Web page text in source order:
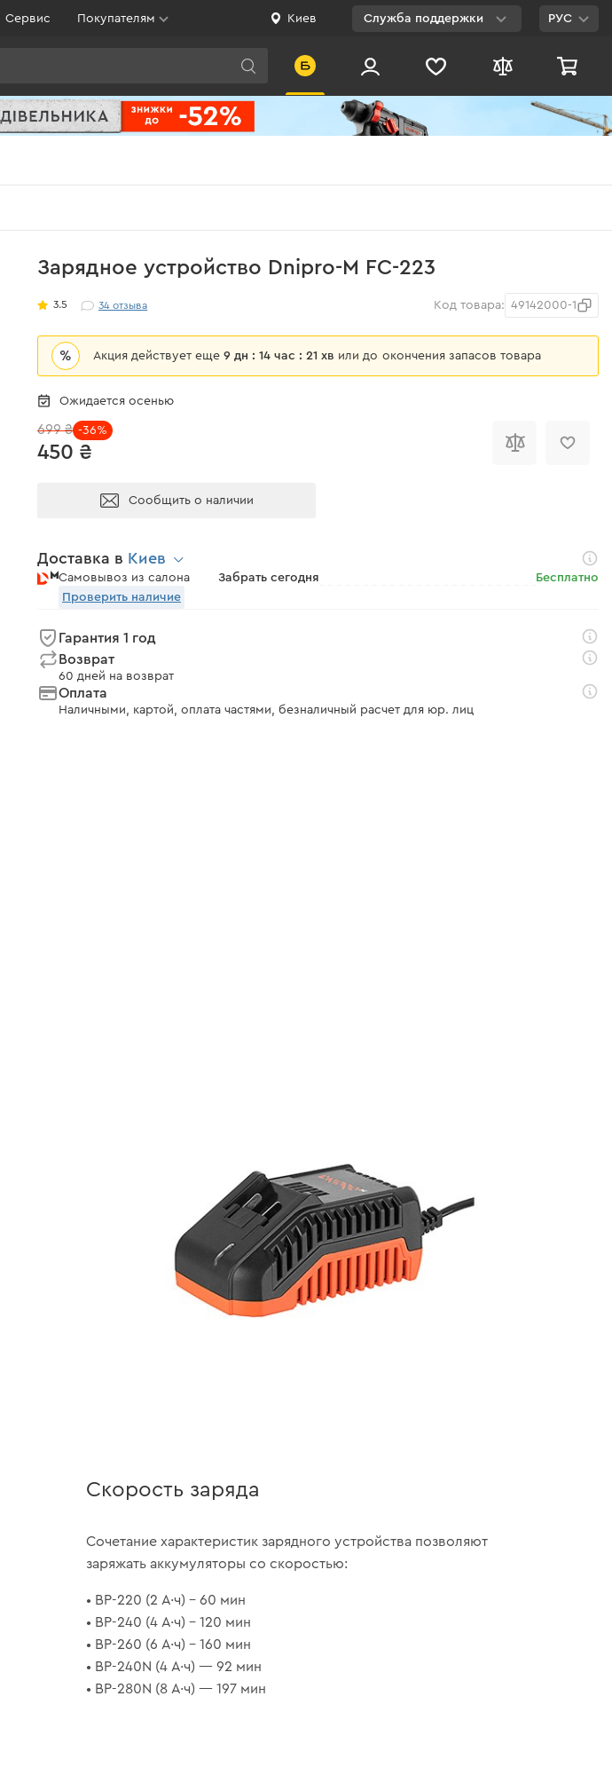
Сервис Покупателям Киев Служба поддержки
0 800 200 500
РУС
Зарядное устройство Dnipro-M FC-223
3.5 34отзыва Код товара: 49142000-1
% Акция действует еще9 дн : 14 час : 21 хв или до окончения запасов товара
Ожидается осенью
450 ₴
699 ₴ -36%
Сообщить о наличии
Доставка в Киев
Самовывоз из салона Забрать сегодня
Бесплатно
Проверить наличие
Гарантия 1 год
Возврат
60 дней на возврат
Оплата
Наличными, картой, оплата частями, безналичный расчет для юр. лиц
Скорость заряда
Сочетание характеристик зарядного устройства позволяют
заряжать аккумуляторы со скоростью:
• BP-220 (2 А·ч) – 60 мин
• ВP-240 (4 А·ч) – 120 мин
• BP-260 (6 А·ч) – 160 мин
• BP-240N (4 А·ч) — 92 мин
• ВP-280N (8 А·ч) — 197 мин